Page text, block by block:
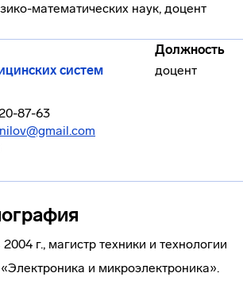
математических наук, доцент
Должность
систем
доцент
87-63
г., магистр техники и технологии
и микроэлектроника».